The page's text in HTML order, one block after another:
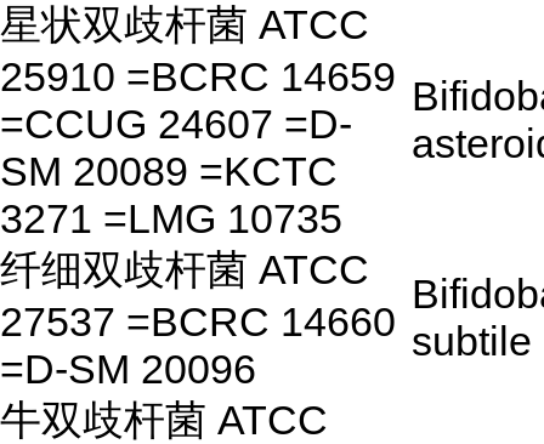
星状双歧杆菌 ATCC
25910 =BCRC 14659
=CCUG 24607 =D-
SM 20089 =KCTC
3271 =LMG 10735
纤细双歧杆菌 ATCC
27537 =BCRC 14660
=D-SM 20096
subtile
牛双歧杆菌 ATCC